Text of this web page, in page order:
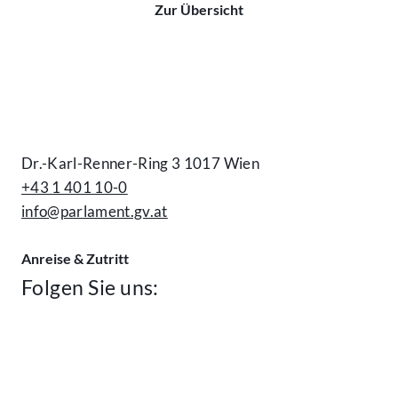
Zur Übersicht
Dr.-Karl-Renner-Ring 3 1017 Wien
+43 1 401 10-0
info@parlament.gv.at
Anreise & Zutritt
Folgen Sie uns: